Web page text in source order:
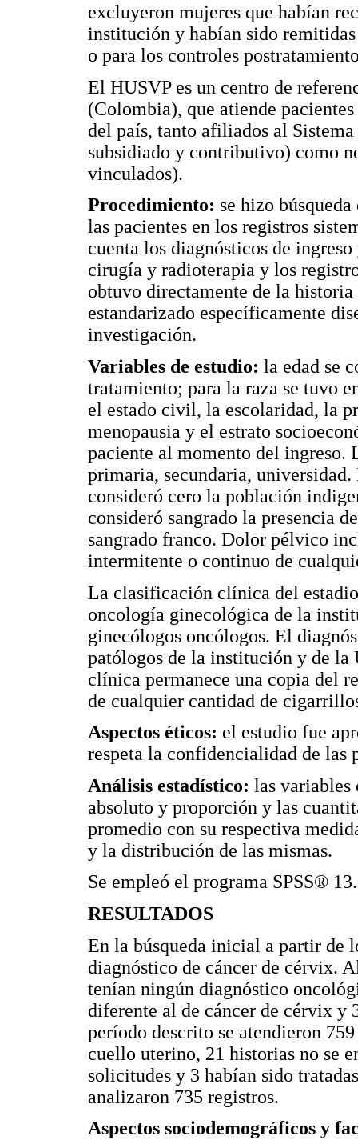
excluyeron mujeres que habían
institución y habían sido
o para los controles
El HUSVP es un centro de
(Colombia), que atiende
del país, tanto afiliados al
subsidiado y contributivo) como
vinculados).
Procedimiento: se hizo
las pacientes en los registros
cuenta los diagnósticos de
cirugía y radioterapia y los
obtuvo directamente de la
estandarizado específicamente
investigación.
Variables de estudio: la edad se
tratamiento; para la raza se tuvo
el estado civil, la escolaridad, la
menopausia y el estrato
paciente al momento del ingreso.
primaria, secundaria,
consideró cero la población
consideró sangrado la presencia
sangrado franco. Dolor pélvico
intermitente o continuo de
La clasificación clínica del
oncología ginecológica de la
ginecólogos oncólogos. El
patólogos de la institución y de
clínica permanece una copia del
de cualquier cantidad de
Aspectos éticos: el estudio fue
respeta la confidencialidad de las
Análisis estadístico: las variables
absoluto y proporción y las
promedio con su respectiva
y la distribución de las mismas.
Se empleó el programa SPSS®
RESULTADOS
En la búsqueda inicial a partir de
diagnóstico de cáncer de cérvix.
tenían ningún diagnóstico
diferente al de cáncer de cérvix y
período descrito se atendieron
cuello uterino, 21 historias no se
solicitudes y 3 habían sido
analizaron 735 registros.
Aspectos sociodemográficos y